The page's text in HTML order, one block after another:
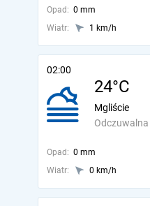
Opad: 0 mm
Wiatr:
1 km/h
02:00
24°C
Odczuwalna
Mgliście
Opad: 0 mm
Wiatr:
0 km/h